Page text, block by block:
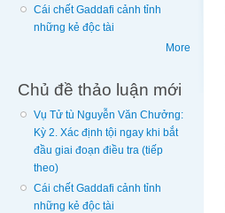
Cái chết Gaddafi cảnh tỉnh
những kẻ độc tài
More
Chủ đề thảo luận mới
Vụ Tử tù Nguyễn Văn Chưởng:
Kỳ 2. Xác định tội ngay khi bắt
đầu giai đoạn điều tra (tiếp
theo)
Cái chết Gaddafi cảnh tỉnh
những kẻ độc tài